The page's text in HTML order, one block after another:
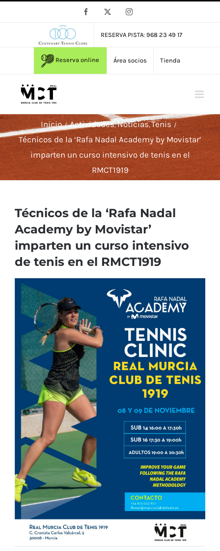
Facebook Instagram
RESERVA PISTA: 968 23 49 17
Reserva online Área socios Tienda
Inicio Actividades Noticias Tenis
Técnicos de la ‘Rafa Nadal Academy by Movistar’
imparten un curso intensivo de tenis en el
RMCT1919
Técnicos de la ‘Rafa Nadal
Academy by Movistar’
imparten un curso intensivo
de tenis en el RMCT1919
Ver
imagen
más
grande